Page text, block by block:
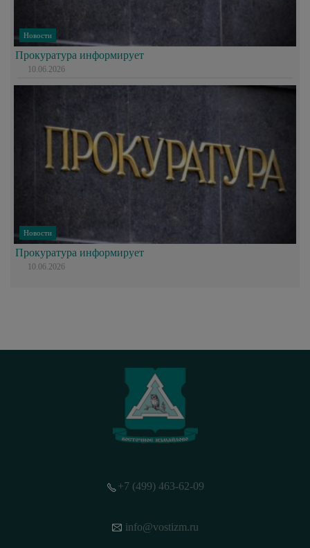
Новости
Прокуратура информирует
10.06.2026
Новости
Прокуратура информирует
10.06.2026
+7 (499) 463-62-09
info@vostizm.ru